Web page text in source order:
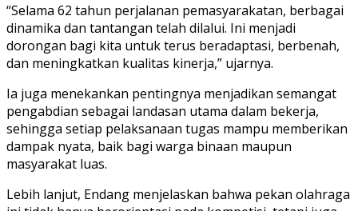
“Selama 62 tahun perjalanan pemasyarakatan, berbagai
dinamika dan tantangan telah dilalui. Ini menjadi
dorongan bagi kita untuk terus beradaptasi, berbenah,
dan meningkatkan kualitas kinerja,” ujarnya.
Ia juga menekankan pentingnya menjadikan semangat
pengabdian sebagai landasan utama dalam bekerja,
sehingga setiap pelaksanaan tugas mampu memberikan
dampak nyata, baik bagi warga binaan maupun
masyarakat luas.
Lebih lanjut, Endang menjelaskan bahwa pekan olahraga